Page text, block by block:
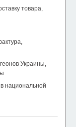
товара,
Украины,
национальной